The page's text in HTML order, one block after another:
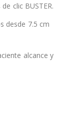
clic BUSTER.
desde 7.5 cm
alcance y